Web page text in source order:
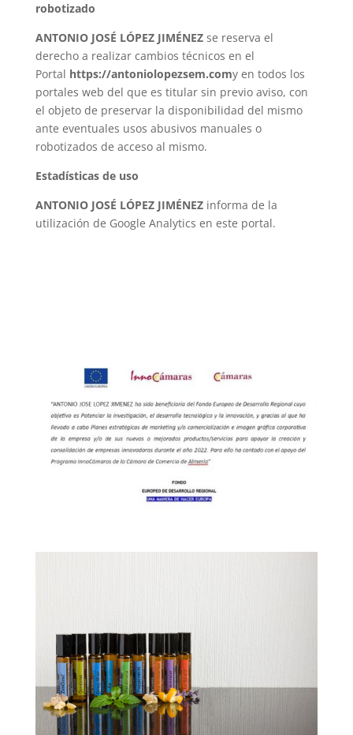
robotizado
ANTONIO JOSÉ LÓPEZ JIMÉNEZ se reserva el
derecho a realizar cambios técnicos en el
Portal https://antoniolopezsem.comy en todos los
portales web del que es titular sin previo aviso, con
el objeto de preservar la disponibilidad del mismo
ante eventuales usos abusivos manuales o
robotizados de acceso al mismo.
Estadísticas de uso
ANTONIO JOSÉ LÓPEZ JIMÉNEZ informa de la
utilización de Google Analytics en este portal.